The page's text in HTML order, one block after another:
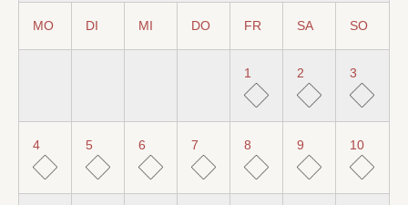
MO DI MI DO FR SA SO
1 2 3
4 5 6 7 8 9 10